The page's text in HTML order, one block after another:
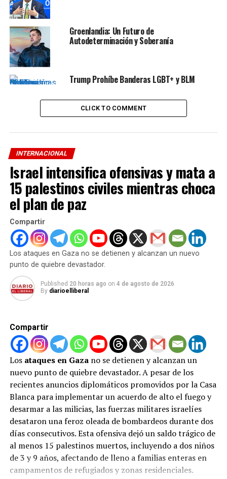
Facebook: @diarioelliberal
Instagram: @diarioelliberal
Twitter: @webelliberal
ADVERTISEMENT
Si te interesa saber más sobre este y otros temas
RELATED TOPICS: DESTACADOS
UP NEXT
Trump denuncia que será arrestado
DON'T MISS
Bukele Vs El Chavismo
Groenlandia: Un Futuro de
Autodeterminación y Soberanía
Trump Prohíbe Banderas LGBT+ y BLM
CLICK TO COMMENT
INTERNACIONAL
Israel intensifica ofensivas y mata a
15 palestinos civiles mientras choca
el plan de paz
Compartir
Los ataques en Gaza no se detienen y alcanzan un nuevo
punto de quiebre devastador.
Published 20 horas ago on 4 de agosto de 2026
By diarioelliberal
Compartir
Los ataques en Gazano se detienen y alcanzan un
nuevo punto de quiebre devastador. A pesar de los
recientes anuncios diplomáticos promovidos por la Casa
Blanca para implementar un acuerdo de alto el fuego y
desarmar a las milicias, las fuerzas militares israelíes
desataron una feroz oleada de bombardeos durante dos
días consecutivos. Esta ofensiva dejó un saldo trágico de
al menos 15 palestinos muertos, incluyendo a dos niños
de 3 y 9 años, afectando de lleno a familias enteras en
campamentos de refugiados y zonas residenciales.